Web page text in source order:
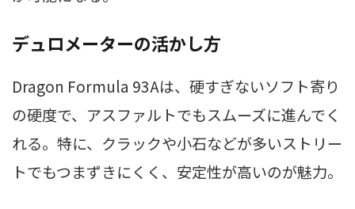
デュロメーターの活かし方
Dragon Formula 93Aは、硬すぎないソフト寄り
の硬度で、アスファルトでもスムーズに進んでく
れる。特に、クラックや小石などが多いストリー
トでもつまずきにくく、安定性が高いのが魅力。